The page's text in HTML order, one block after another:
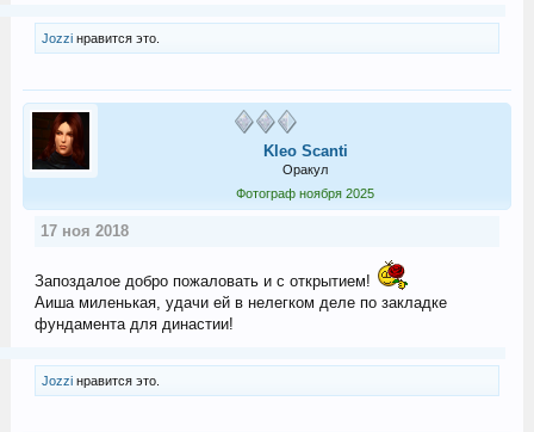
Jozziнравится это.
Kleo Scanti
Оракул
Фотограф ноября 2025
17 ноя 2018
Запоздалое добро пожаловать и с открытием!
Аиша миленькая, удачи ей в нелегком деле по закладке
фундамента для династии!
Jozziнравится это.